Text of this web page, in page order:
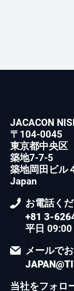
JACACON
〒104-0045
東京都中央区
築地7-7-5
築地岡田ビル
Japan
お電話く
+81 3-
平日
メールで
当社をフォロ